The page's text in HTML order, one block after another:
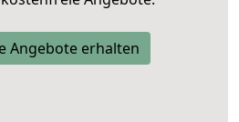
Angebote erhalten